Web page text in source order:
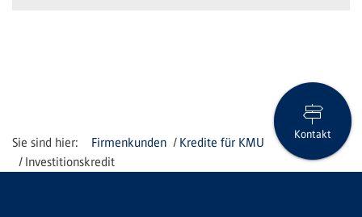
Firmenkunden
Kredite für KMU
Investitionskredit
Kontakt